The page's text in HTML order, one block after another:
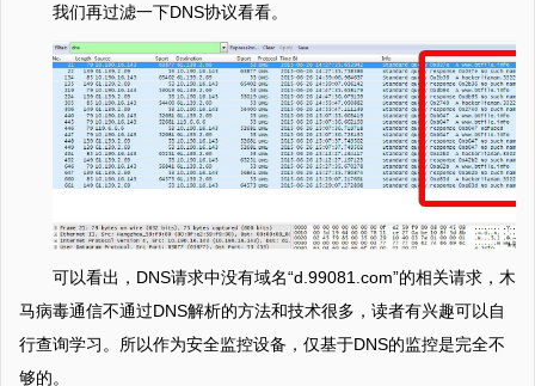
我们再过滤一下DNS协议看看。
可以看出，DNS请求中没有域名“d.99081.com”的相关请求，木
马病毒通信不通过DNS解析的方法和技术很多，读者有兴趣可以自
行查询学习。所以作为安全监控设备，仅基于DNS的监控是完全不
够的。